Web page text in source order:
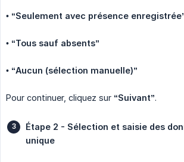
• “Seulement avec présence
• “Tous sauf absents”
• “Aucun (sélection manuelle)”
Pour continuer, cliquez sur “Suivant”.
Étape 2 - Sélection et saisie des
unique